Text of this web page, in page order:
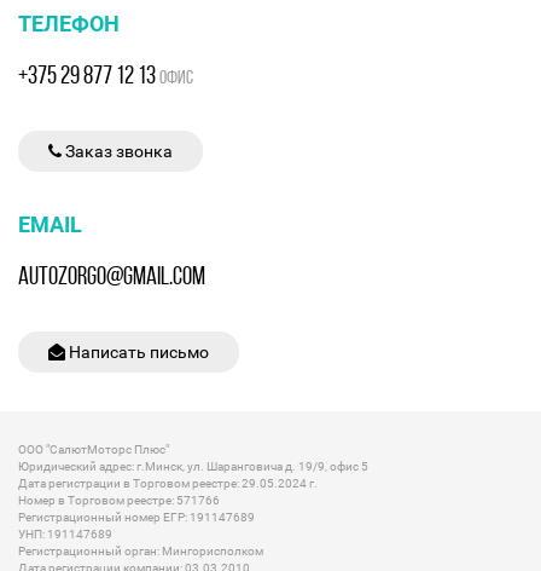
ТЕЛЕФОН
+375 29 877 12 13ОФИС
Заказ звонка
EMAIL
AUTOZORGO@GMAIL.COM
Написать письмо
ООО "СалютМоторс Плюс"
Юридический адрес: г.Минск, ул. Шаранговича д. 19/9, офис 5
Дата регистрации в Торговом реестре: 29.05.2024 г.
Номер в Торговом реестре: 571766
Регистрационный номер ЕГР: 191147689
УНП: 191147689
Регистрационный орган: Мингорисполком
Дата регистрации компании: 03.03.2010